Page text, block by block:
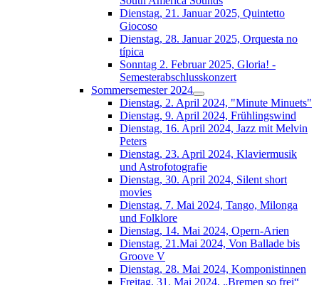
Dienstag, 21. Januar 2025, Quintetto
Giocoso
Dienstag, 28. Januar 2025, Orquesta no
típica
Sonntag 2. Februar 2025, Gloria! -
Semesterabschlusskonzert
Sommersemester 2024
Dienstag, 2. April 2024, "Minute Minuets"
Dienstag, 9. April 2024, Frühlingswind
Dienstag, 16. April 2024, Jazz mit Melvin
Peters
Dienstag, 23. April 2024, Klaviermusik
und Astrofotografie
Dienstag, 30. April 2024, Silent short
movies
Dienstag, 7. Mai 2024, Tango, Milonga
und Folklore
Dienstag, 14. Mai 2024, Opern-Arien
Dienstag, 21.Mai 2024, Von Ballade bis
Groove V
Dienstag, 28. Mai 2024, Komponistinnen
Freitag, 31. Mai 2024, „Bremen so frei“